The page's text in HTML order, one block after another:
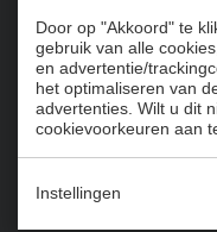
Door op "Akkoord" te
gebruik van alle
en advertentie/
het optimaliseren van
advertenties. Wilt u dit
cookievoorkeuren aan
Instellingen